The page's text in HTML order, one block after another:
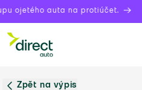
ojetého auta na protiúčet.
Zpět na výpis